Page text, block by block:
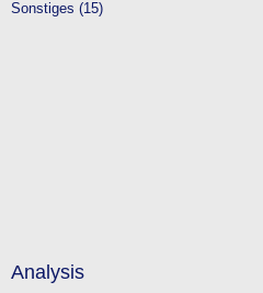
Sonstiges (15)
Analysis